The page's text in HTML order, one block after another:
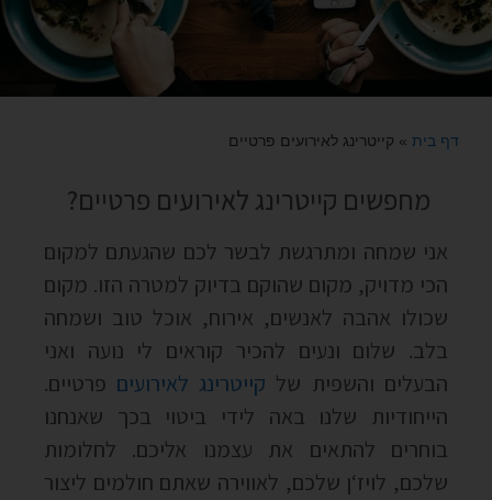
דף בית » קייטרינג לאירועים פרטיים
מחפשים קייטרינג לאירועים פרטיים?
אני שמחה ומתרגשת לבשר לכם שהגעתם למקום
הכי מדויק, מקום שהוקם בדיוק למטרה הזו. מקום
שכולו אהבה לאנשים, אירוח, אוכל טוב ושמחה
בלב. שלום ונעים להכיר קוראים לי נועה ואני
הבעלים והשפית של קייטרינג לאירועים פרטיים.
הייחודיות שלנו באה לידי ביטוי בכך שאנחנו
בוחרים להתאים את עצמנו אליכם. לחלומות
שלכם, לויז‘ן שלכם, לאווירה שאתם חולמים ליצור